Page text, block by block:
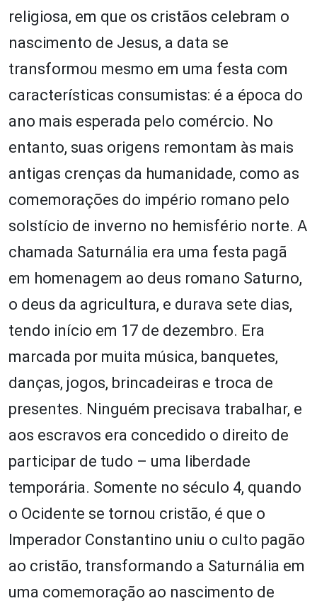
religiosa, em que os cristãos celebram o
nascimento de Jesus, a data se
transformou mesmo em uma festa com
características consumistas: é a época do
ano mais esperada pelo comércio. No
entanto, suas origens remontam às mais
antigas crenças da humanidade, como as
comemorações do império romano pelo
solstício de inverno no hemisfério norte. A
chamada Saturnália era uma festa pagã
em homenagem ao deus romano Saturno,
o deus da agricultura, e durava sete dias,
tendo início em 17 de dezembro. Era
marcada por muita música, banquetes,
danças, jogos, brincadeiras e troca de
presentes. Ninguém precisava trabalhar, e
aos escravos era concedido o direito de
participar de tudo – uma liberdade
temporária. Somente no século 4, quando
o Ocidente se tornou cristão, é que o
Imperador Constantino uniu o culto pagão
ao cristão, transformando a Saturnália em
uma comemoração ao nascimento de